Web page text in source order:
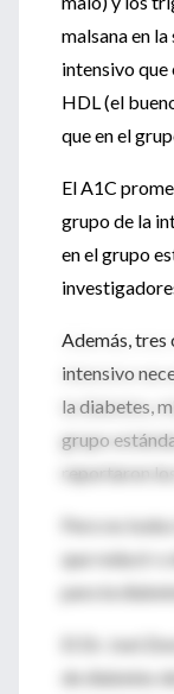
malsana en
intensivo que
HDL (el
que en el
El A1C
grupo de la
en el grupo
Además, tres
intensivo
la diabetes,
grupo
reportaron
Pero no
que reducir o
para la
El Dr. Joel
de diabetes